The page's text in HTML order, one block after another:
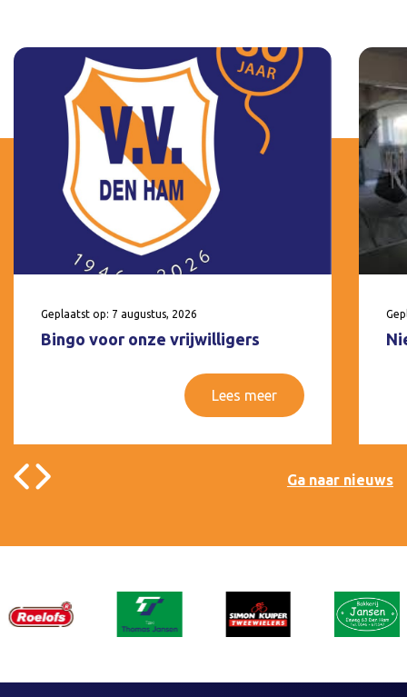
Geplaatst op: 7 augustus, 2026
Bingo voor onze vrijwilligers
Lees meer
Ga naar nieuws